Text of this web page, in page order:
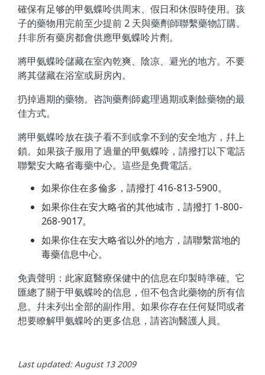
確保有足够的甲氨蝶呤供周末、假日和休假時使用。孩
子的藥物用完前至少提前 2 天與藥劑師聯繫藥物訂購。
幷非所有藥房都會供應甲氨蝶呤片劑。
將甲氨蝶呤儲藏在室內乾爽、陰凉、避光的地方。不要
將其儲藏在浴室或厨房內。
扔掉過期的藥物。咨詢藥劑師處理過期或剩餘藥物的最
佳方式。
將甲氨蝶呤放在孩子看不到或拿不到的安全地方，幷上
鎖。如果孩子服用了過量的甲氨蝶呤，請撥打以下電話
聯繫安大略省毒藥中心。這些是免費電話。
如果你住在多倫多，請撥打 416-813-5900。
如果你住在安大略省的其他城市，請撥打 1-800-
268-9017。
如果你住在安大略省以外的地方，請聯繫當地的
毒藥信息中心。
免責聲明：此家庭醫療保健中的信息在印製時準確。它
匯總了關于甲氨蝶呤的信息，但不包含此藥物的所有信
息。幷未列出全部的副作用。如果你存在任何疑問或者
想要瞭解甲氨蝶呤的更多信息，請咨詢醫護人員。
Last updated: August 13 2009